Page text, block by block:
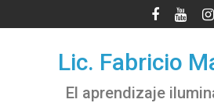
al
Lic. Fabricio
El aprendizaje